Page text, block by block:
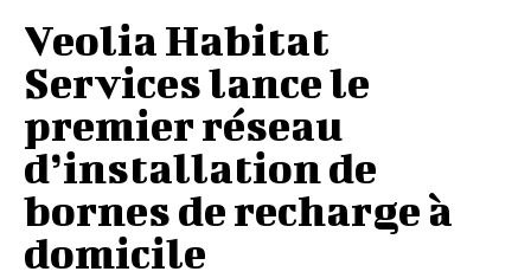
Veolia Habitat
Services lance le
premier réseau
d’installation de
bornes de recharge à
domicile